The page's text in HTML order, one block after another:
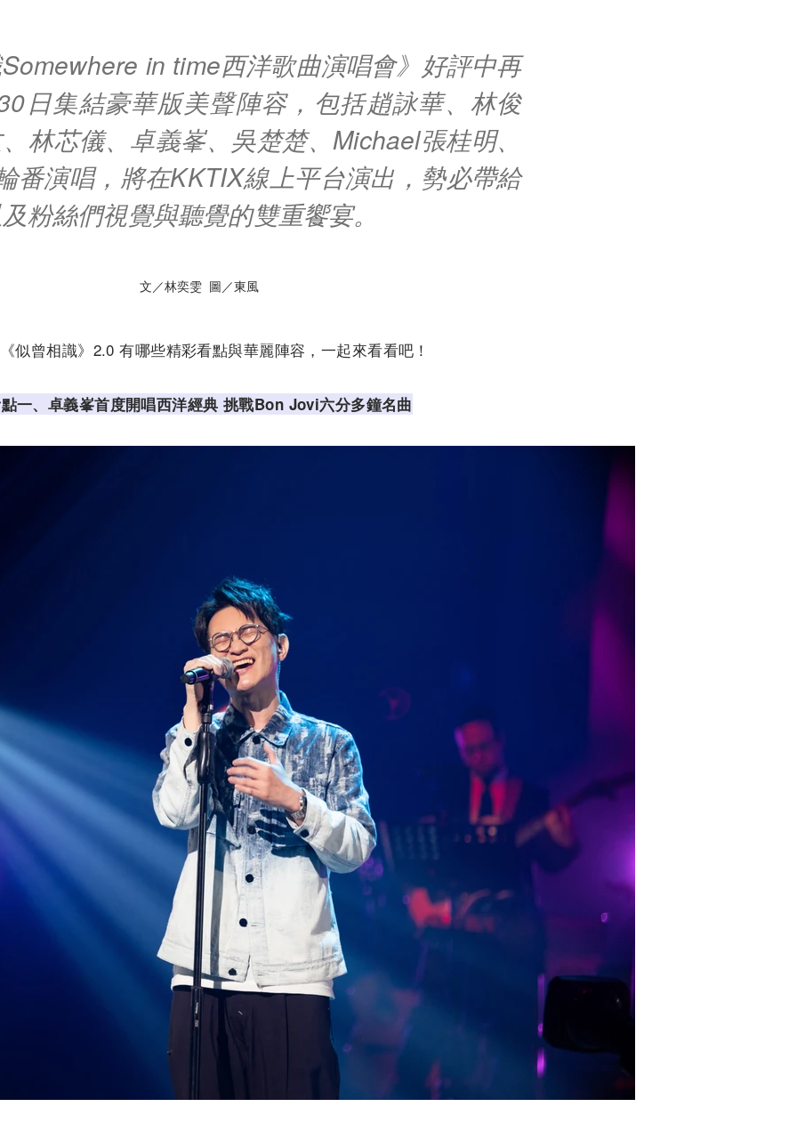
in time西洋歌曲演唱會》好評中再
日集結豪華版美聲陣容，包括趙詠華、林俊
林芯儀、卓義峯、吳楚楚、Michael張桂明、
番演唱，將在KKTIX線上平台演出，勢必帶給
粉絲們視覺與聽覺的雙重饗宴。
文／林奕雯 圖／東風
似曾相識》2.0 有哪些精彩看點與華麗陣容，一起來看看吧！
一、卓義峯首度開唱西洋經典 挑戰Bon Jovi六分多鐘名曲